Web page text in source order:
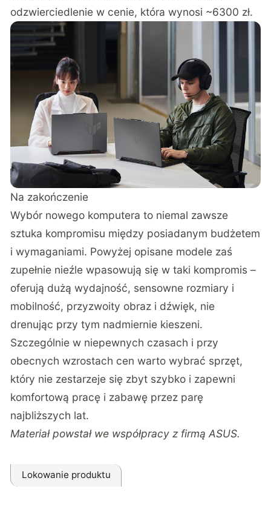
odzwierciedlenie w cenie, która wynosi ~6300 zł.
Na zakończenie
Wybór nowego komputera to niemal zawsze
sztuka kompromisu między posiadanym budżetem
i wymaganiami. Powyżej opisane modele zaś
zupełnie nieźle wpasowują się w taki kompromis –
oferują dużą wydajność, sensowne rozmiary i
mobilność, przyzwoity obraz i dźwięk, nie
drenując przy tym nadmiernie kieszeni.
Szczególnie w niepewnych czasach i przy
obecnych wzrostach cen warto wybrać sprzęt,
który nie zestarzeje się zbyt szybko i zapewni
komfortową pracę i zabawę przez parę
najbliższych lat.
Materiał powstał we współpracy z firmą ASUS.
Lokowanie produktu